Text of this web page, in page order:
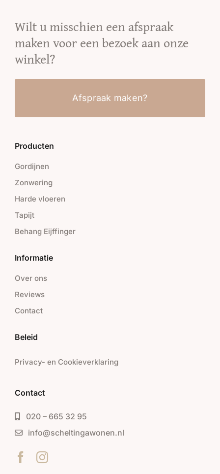
Wilt u misschien een afspraak
maken voor een bezoek aan onze
winkel?
Afspraak maken?
Producten
Gordijnen
Zonwering
Harde vloeren
Tapijt
Behang Eijffinger
Informatie
Over ons
Reviews
Contact
Beleid
Privacy- en Cookieverklaring
Contact
020 – 665 32 95
info@scheltingawonen.nl